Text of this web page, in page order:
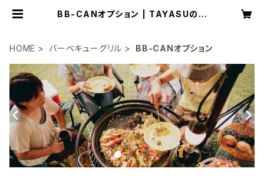
BB-CANオプション | TAYASUのオ
HOME バーベキューグリル BB-CANオプション